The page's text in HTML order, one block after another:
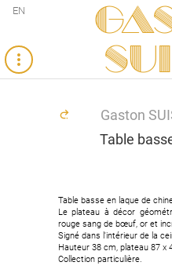
EN
Gaston
Table
Table basse en laque de
Le plateau à décor
rouge sang de bœuf, or et
Signé dans l'intérieur de la
Hauteur 38 cm, plateau 87 x
Collection particulière.